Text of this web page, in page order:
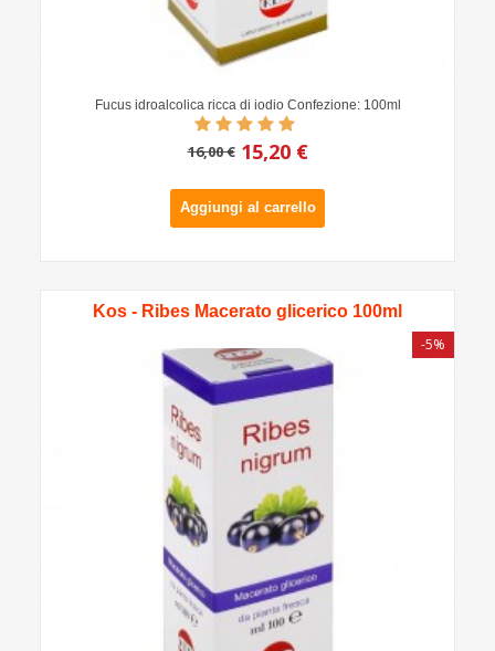
Fucus idroalcolica ricca di iodio Confezione: 100ml
16,00 € 15,20 €
Aggiungi al carrello
Kos - Ribes Macerato glicerico 100ml
-5%